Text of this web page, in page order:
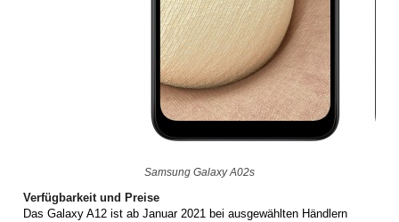
Samsung Galaxy A02s
Verfügbarkeit und Preise
Das Galaxy A12 ist ab Januar 2021 bei ausgewählten Händlern